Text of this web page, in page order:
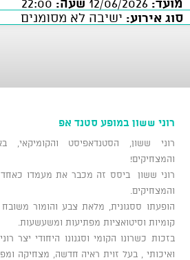
סוג אירוע: ישיבה לא מסומנים
רוני ששון במופע סטנד אפ
רוני ששון, הסטנדאפיסט והקומיקאי,
והמצחיקים!
רוני ששון ביסס זה מכבר את מעמדו כאחד
והמצחיקים.
הופעתו ססגונית, מלאת צבע והומור
קומיות וסיטואציות מפתיעות ומשעשעות.
בזכות כשרונו הקומי וסגנונו היחודי יצר
ואיכותי , בעל זוית ראיה חדשה, מצחיקה